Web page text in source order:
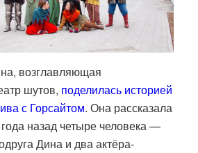
возглавляющая
шутов, поделилась историей
с Горсайтом. Она рассказала
назад четыре человека —
Дина и два актёра-